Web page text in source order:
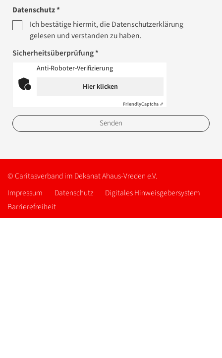
Datenschutz *
Ich bestätige hiermit, die Datenschutzerklärung
gelesen und verstanden zu haben.
Sicherheitsüberprüfung *
Anti-Roboter-Verifizierung
Hier klicken
FriendlyCaptcha ⇗
© Caritasverband im Dekanat Ahaus-Vreden e.V.
Impressum
Datenschutz
Digitales Hinweisgebersystem
Barrierefreiheit